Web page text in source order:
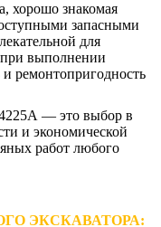
хорошо знакомая
запасными
для
выполнении
ремонтопригодность
— это выбор в
и экономической
работ любого
ЭКСКАВАТОРА: